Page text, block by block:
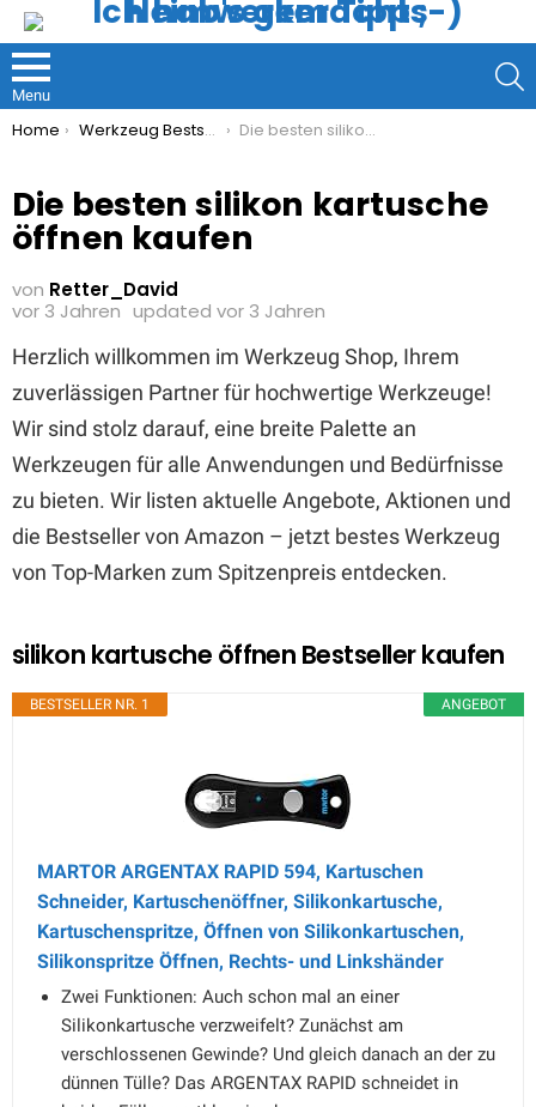
Menu
You are here:
Home Werkzeug Bestseller Die besten silikon kartusche öffnen kaufen
Die besten silikon kartusche
öffnen kaufen
von Retter_David
vor 3 Jahren updated vor 3 Jahren
Herzlich willkommen im Werkzeug Shop, Ihrem
zuverlässigen Partner für hochwertige Werkzeuge!
Wir sind stolz darauf, eine breite Palette an
Werkzeugen für alle Anwendungen und Bedürfnisse
zu bieten. Wir listen aktuelle Angebote, Aktionen und
die Bestseller von Amazon – jetzt bestes Werkzeug
von Top-Marken zum Spitzenpreis entdecken.
silikon kartusche öffnen Bestseller kaufen
ANGEBOT
BESTSELLER NR. 1
MARTOR ARGENTAX RAPID 594, Kartuschen
Schneider, Kartuschenöffner, Silikonkartusche,
Kartuschenspritze, Öffnen von Silikonkartuschen,
Silikonspritze Öffnen, Rechts- und Linkshänder
Zwei Funktionen: Auch schon mal an einer
Silikonkartusche verzweifelt? Zunächst am
verschlossenen Gewinde? Und gleich danach an der zu
dünnen Tülle? Das ARGENTAX RAPID schneidet in